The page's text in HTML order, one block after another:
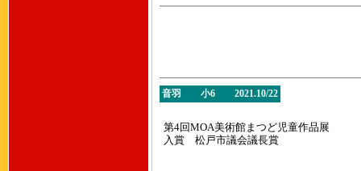
音羽 小6 2021.10/22
第4回MOA美術館まつど児童作品展
入賞 松戸市議会議長賞